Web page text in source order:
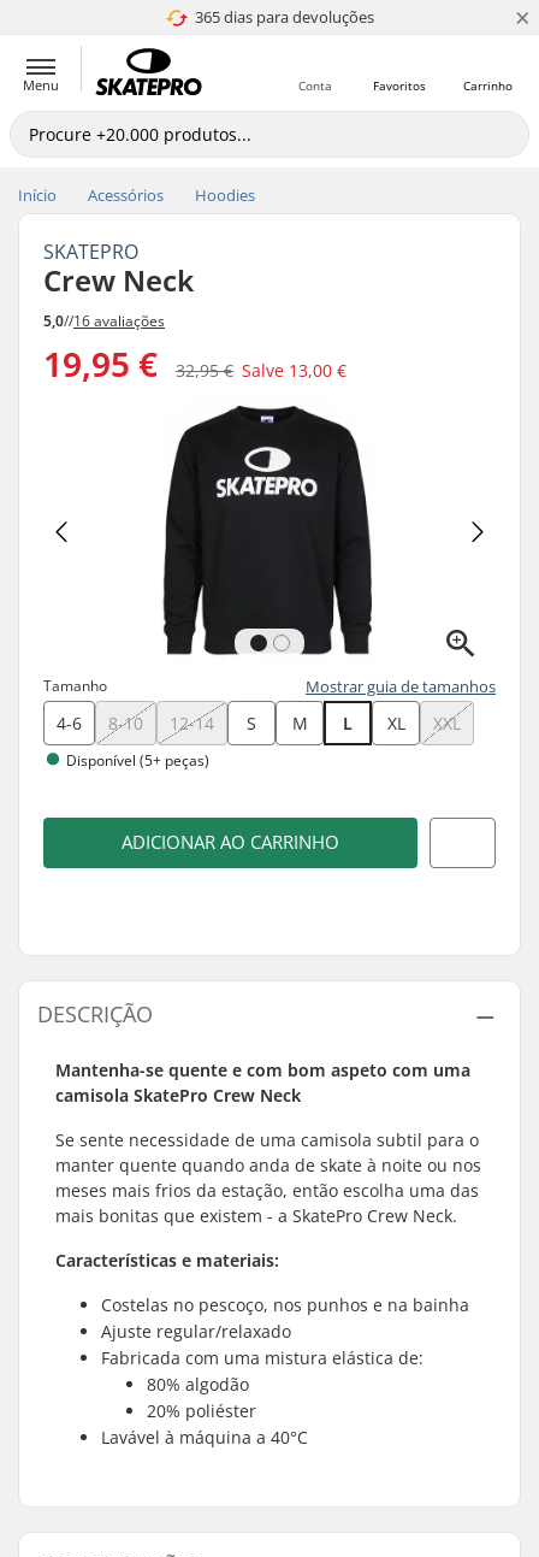
365 dias para devoluções
4.8 de 5 ×
Menu Carrinho
Favoritos
Conta
Início Acessórios Hoodies
SKATEPRO
Crew Neck
5,0//16 avaliações
19,95 € 32,95 € Salve 13,00 €
Tamanho Mostrar guia de tamanhos
4-6 8-10 12-14 S M L XL XXL
Disponível (5+ peças)
ADICIONAR AO CARRINHO
DESCRIÇÃO
Mantenha-se quente e com bom aspeto com uma
camisola SkatePro Crew Neck
Se sente necessidade de uma camisola subtil para o
manter quente quando anda de skate à noite ou nos
meses mais frios da estação, então escolha uma das
mais bonitas que existem - a SkatePro Crew Neck.
Características e materiais:
Costelas no pescoço, nos punhos e na bainha
Ajuste regular/relaxado
Fabricada com uma mistura elástica de:
80% algodão
20% poliéster
Lavável à máquina a 40°C